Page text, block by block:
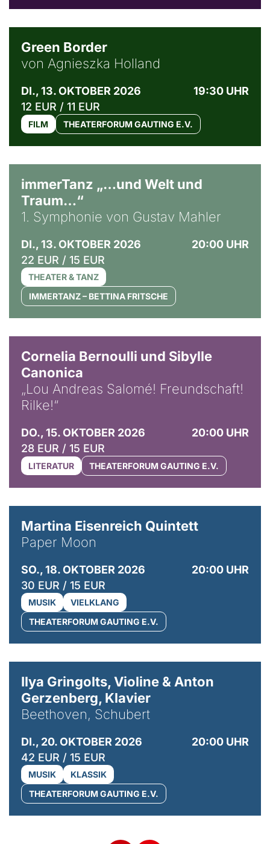
Green Border
von Agnieszka Holland
DI., 13. OKTOBER 2026
19:30 UHR
12 EUR / 11 EUR
FILM THEATERFORUM GAUTING E.V.
immerTanz „…und Welt und
Traum…“
1. Symphonie von Gustav Mahler
DI., 13. OKTOBER 2026
20:00 UHR
22 EUR / 15 EUR
THEATER & TANZ
IMMERTANZ – BETTINA FRITSCHE
Cornelia Bernoulli und Sibylle
Canonica
„Lou Andreas Salomé! Freundschaft!
Rilke!“
DO., 15. OKTOBER 2026
20:00 UHR
28 EUR / 15 EUR
LITERATUR THEATERFORUM GAUTING E.V.
Martina Eisenreich Quintett
Paper Moon
SO., 18. OKTOBER 2026
20:00 UHR
30 EUR / 15 EUR
MUSIK
VIELKLANG
THEATERFORUM GAUTING E.V.
Ilya Gringolts, Violine & Anton
Gerzenberg, Klavier
Beethoven, Schubert
DI., 20. OKTOBER 2026
20:00 UHR
42 EUR / 15 EUR
MUSIK
KLASSIK
THEATERFORUM GAUTING E.V.